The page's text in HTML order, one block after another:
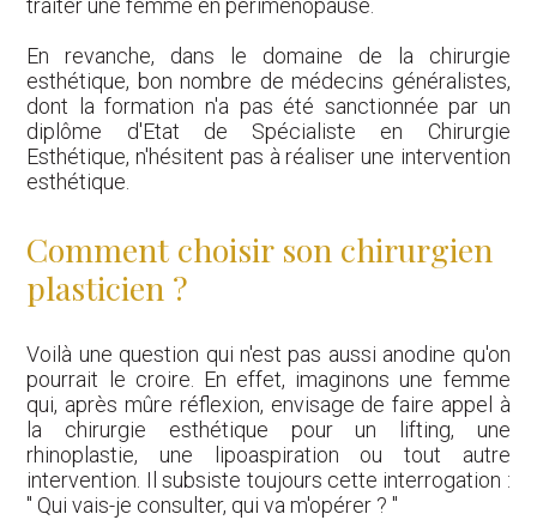
traiter une femme en périménopause.
En revanche, dans le domaine de la chirurgie
esthétique, bon nombre de médecins généralistes,
dont la formation n'a pas été sanctionnée par un
diplôme d'Etat de Spécialiste en Chirurgie
Esthétique, n'hésitent pas à réaliser une intervention
esthétique.
Comment choisir son chirurgien
plasticien ?
Voilà une question qui n'est pas aussi anodine qu'on
pourrait le croire. En effet, imaginons une femme
qui, après mûre réflexion, envisage de faire appel à
la chirurgie esthétique pour un lifting, une
rhinoplastie, une lipoaspiration ou tout autre
intervention. Il subsiste toujours cette interrogation :
" Qui vais-je consulter, qui va m'opérer ? "